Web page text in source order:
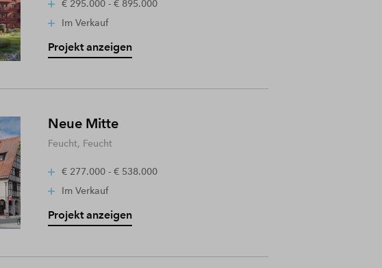
€ 295.000 - € 895.000
Im Verkauf
Projekt anzeigen
Neue Mitte
Feucht, Feucht
€ 277.000 - € 538.000
Im Verkauf
Projekt anzeigen